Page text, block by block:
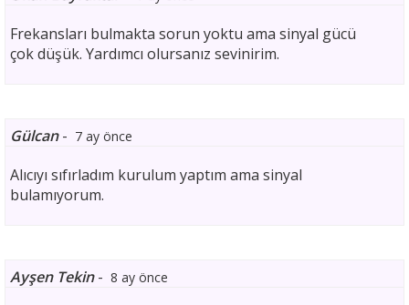
Frekansları bulmakta sorun yoktu ama sinyal gücü
çok düşük. Yardımcı olursanız sevinirim.
Gülcan- 7 ay önce
Alıcıyı sıfırladım kurulum yaptım ama sinyal
bulamıyorum.
Ayşen Tekin- 8 ay önce